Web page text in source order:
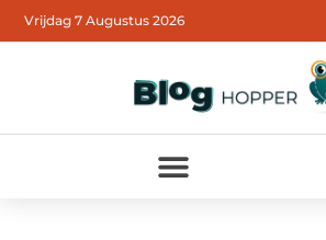
Vrijdag 7 Augustus 2026